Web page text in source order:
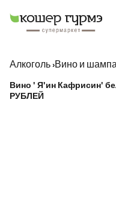
Алкоголь›Вино и
Вино ' Я'ин Кафрисин'
РУБЛЕЙ